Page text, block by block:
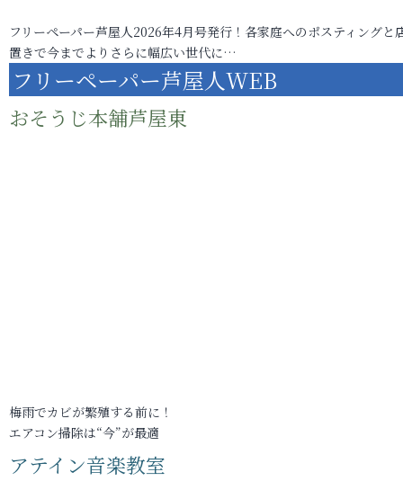
フリーペーパー芦屋人2026年4月号発行！各家庭へのポスティングと
置きで今までよりさらに幅広い世代に…
フリーペーパー芦屋人WEB
おそうじ本舗芦屋東
梅雨でカビが繁殖する前に！
エアコン掃除は“今”が最適
アテイン音楽教室